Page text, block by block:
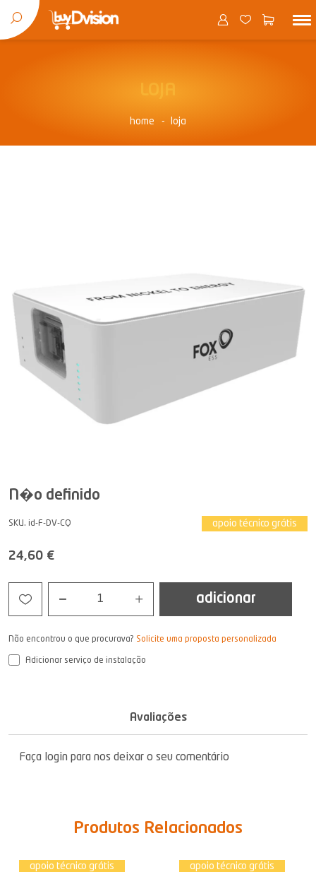
home loja
N�o definido
SKU. id-F-DV-CQ apoio técnico grátis
24,60 €
1 adicionar
Não encontrou o que procurava? Solicite uma proposta personalizada
Adicionar serviço de instalação
Avaliações
Faça login para nos deixar o seu comentário
Produtos Relacionados
apoio técnico grátis apoio técnico grátis